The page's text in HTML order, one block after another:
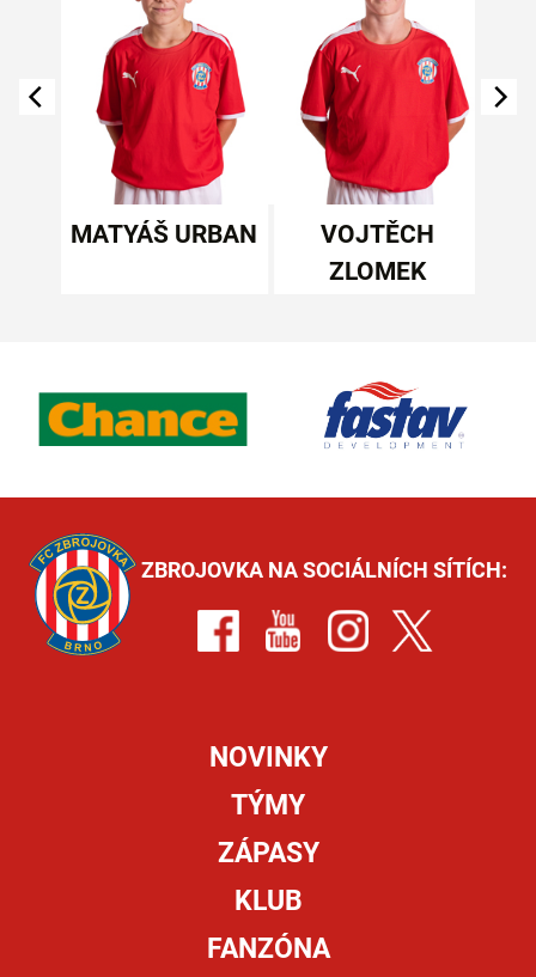
MATYÁŠ URBAN
VOJTĚCH
ZLOMEK
ZBROJOVKA NA SOCIÁLNÍCH SÍTÍCH:
NOVINKY
TÝMY
ZÁPASY
KLUB
FANZÓNA